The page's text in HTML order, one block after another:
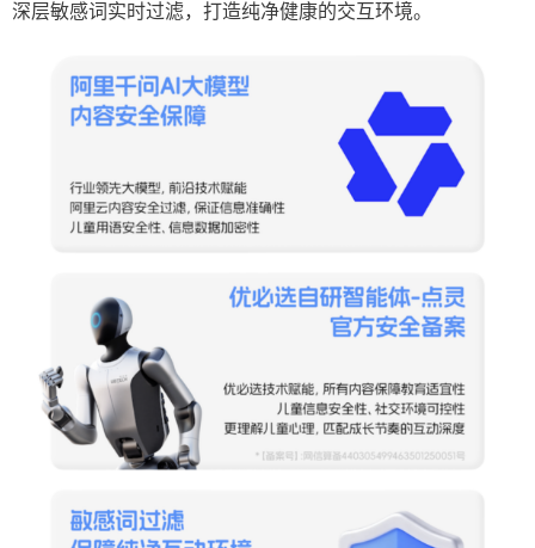
深层敏感词实时过滤，打造纯净健康的交互环境。